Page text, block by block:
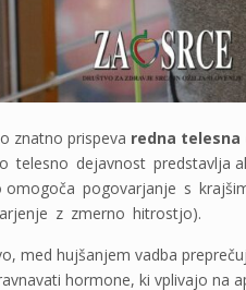
znatno prispeva redna telesna
telesno dejavnost
pogovarjanje s
z zmerno hitrostjo).
med hujšanjem vadba
hormone, ki vplivajo na